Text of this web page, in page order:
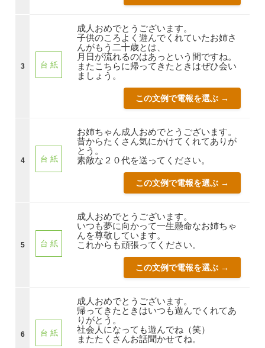
3 台 紙
成人おめでとうございます。
子供のころよく遊んでくれていたお姉さ
んがもう二十歳とは、
月日が流れるのはあっという間ですね。
またこちらに帰ってきたときはぜひ会い
ましょう。
この文例で電報を選ぶ →
4 台 紙
お姉ちゃん成人おめでとうございます。
昔からたくさん気にかけてくれてありが
とう。
素敵な２０代を送ってください。
この文例で電報を選ぶ →
5 台 紙
成人おめでとうございます。
いつも夢に向かって一生懸命なお姉ちゃ
んを尊敬しています。
これからも頑張ってください。
この文例で電報を選ぶ →
6 台 紙
成人おめでとうございます。
帰ってきたときはいつも遊んでくれてあ
りがとう。
社会人になっても遊んでね（笑）
またたくさんお話聞かせてね。